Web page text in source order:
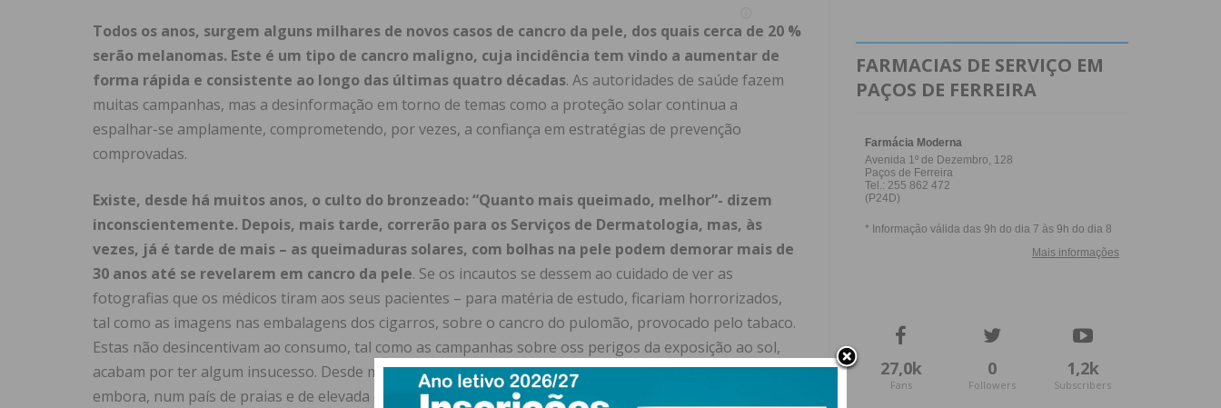
Todos os anos, surgem alguns milhares de novos casos de cancro da pele, dos quais cerca de 20 %
serão melanomas. Este é um tipo de cancro maligno, cuja incidência tem vindo a aumentar de
forma rápida e consistente ao longo das últimas quatro décadas. As autoridades de saúde fazem
muitas campanhas, mas a desinformação em torno de temas como a proteção solar continua a
espalhar-se amplamente, comprometendo, por vezes, a confiança em estratégias de prevenção
comprovadas.
Existe, desde há muitos anos, o culto do bronzeado: “Quanto mais queimado, melhor”- dizem
inconscientemente. Depois, mais tarde, correrão para os Serviços de Dermatologia, mas, às
vezes, já é tarde de mais – as queimaduras solares, com bolhas na pele podem demorar mais de
30 anos até se revelarem em cancro da pele. Se os incautos se dessem ao cuidado de ver as
fotografias que os médicos tiram aos seus pacientes – para matéria de estudo, ficariam horrorizados,
tal como as imagens nas embalagens dos cigarros, sobre o cancro do pulomão, provocado pelo tabaco.
Estas não desincentivam ao consumo, tal como as campanhas sobre oss perigos da exposição ao sol,
acabam por ter algum insucesso. Desde muito cedo que fui cuidadoso, comigo e com os meus filhos,
embora, num país de praias e de elevada exposição solar como é o nosso, agora mais maléfico por
FARMACIAS DE SERVIÇO EM
PAÇOS DE FERREIRA
27,0k
Fans
0
Followers
1,2k
Subscribers